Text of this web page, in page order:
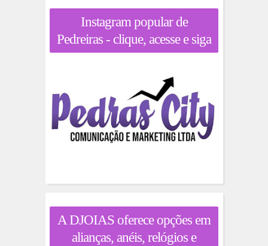
Instagram popular de
Pedreiras - clique, acesse e siga
A DJOIAS oferece opções em
alianças, anéis, relógios e